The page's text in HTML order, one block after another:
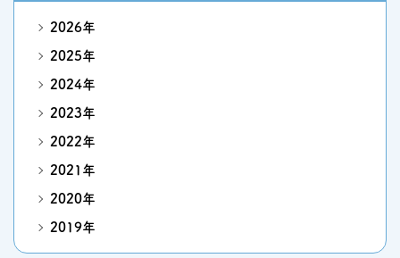
2026年
2025年
2024年
2023年
2022年
2021年
2020年
2019年